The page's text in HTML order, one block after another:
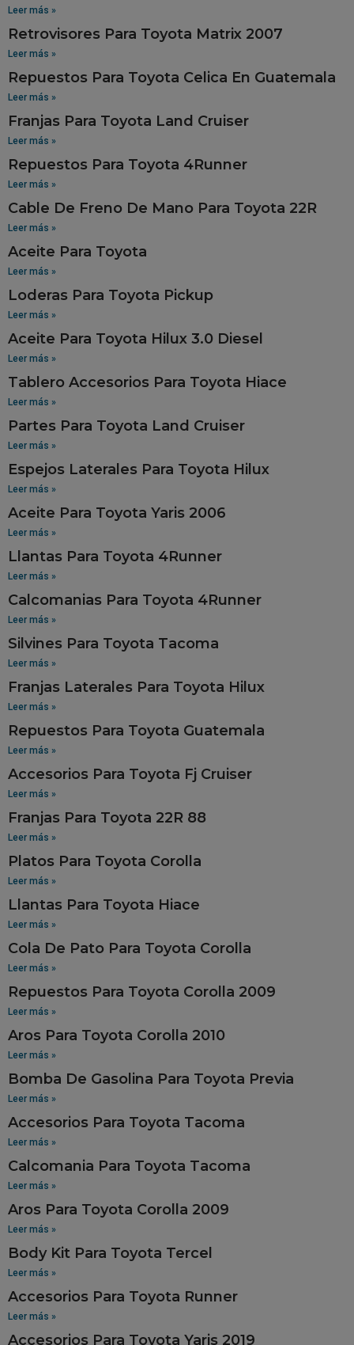
Leer más »
Retrovisores Para Toyota Matrix 2007
Leer más »
Repuestos Para Toyota Celica En Guatemala
Leer más »
Franjas Para Toyota Land Cruiser
Leer más »
Repuestos Para Toyota 4Runner
Leer más »
Cable De Freno De Mano Para Toyota 22R
Leer más »
Aceite Para Toyota
Leer más »
Loderas Para Toyota Pickup
Leer más »
Aceite Para Toyota Hilux 3.0 Diesel
Leer más »
Tablero Accesorios Para Toyota Hiace
Leer más »
Partes Para Toyota Land Cruiser
Leer más »
Espejos Laterales Para Toyota Hilux
Leer más »
Aceite Para Toyota Yaris 2006
Leer más »
Llantas Para Toyota 4Runner
Leer más »
Calcomanias Para Toyota 4Runner
Leer más »
Silvines Para Toyota Tacoma
Leer más »
Franjas Laterales Para Toyota Hilux
Leer más »
Repuestos Para Toyota Guatemala
Leer más »
Accesorios Para Toyota Fj Cruiser
Leer más »
Franjas Para Toyota 22R 88
Leer más »
Platos Para Toyota Corolla
Leer más »
Llantas Para Toyota Hiace
Leer más »
Cola De Pato Para Toyota Corolla
Leer más »
Repuestos Para Toyota Corolla 2009
Leer más »
Aros Para Toyota Corolla 2010
Leer más »
Bomba De Gasolina Para Toyota Previa
Leer más »
Accesorios Para Toyota Tacoma
Leer más »
Calcomania Para Toyota Tacoma
Leer más »
Aros Para Toyota Corolla 2009
Leer más »
Body Kit Para Toyota Tercel
Leer más »
Accesorios Para Toyota Runner
Leer más »
Accesorios Para Toyota Yaris 2019